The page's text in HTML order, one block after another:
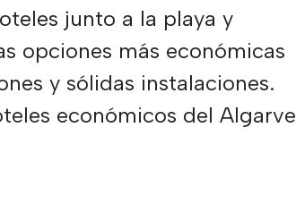
junto a la playa y
opciones más económicas
y sólidas instalaciones.
económicos del Algarve